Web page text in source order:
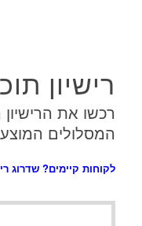
רישיון
רכשו את
המסלולים
לקוחות קיימים? שדרוג